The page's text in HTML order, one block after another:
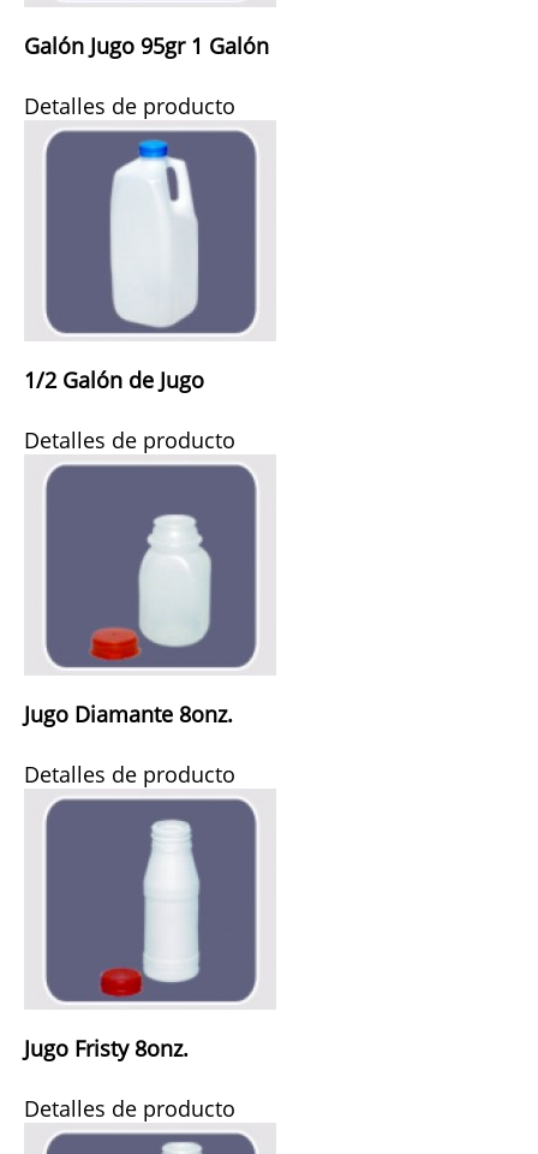
Galón Jugo 95gr 1 Galón
Detalles de producto
1/2 Galón de Jugo
Detalles de producto
Jugo Diamante 8onz.
Detalles de producto
Jugo Fristy 8onz.
Detalles de producto